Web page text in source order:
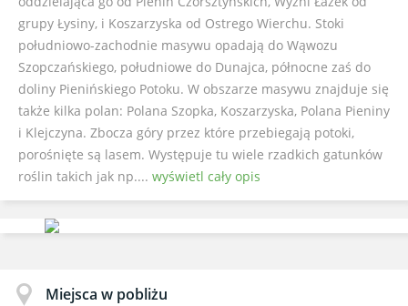
grupy Łysiny, i Koszarzyska od Ostrego Wierchu. Stoki
południowo-zachodnie masywu opadają do Wąwozu
Szopczańskiego, południowe do Dunajca, północne zaś do
doliny Pienińskiego Potoku. W obszarze masywu znajduje się
także kilka polan: Polana Szopka, Koszarzyska, Polana Pieniny
i Klejczyna. Zbocza góry przez które przebiegają potoki,
porośnięte są lasem. Występuje tu wiele rzadkich gatunków
roślin takich jak np.... wyświetl cały opis
Miejsca w pobliżu